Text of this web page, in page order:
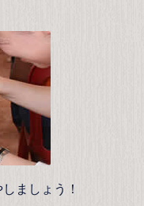
ましょう！